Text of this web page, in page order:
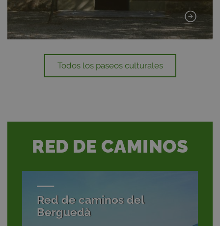
Todos los paseos culturales
RED DE CAMINOS
Red de caminos del
Berguedà